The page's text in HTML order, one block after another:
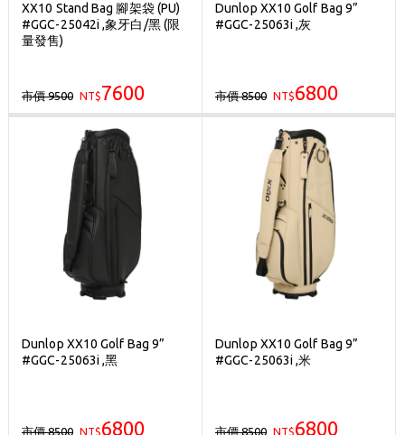
XX10 Stand Bag 腳架袋 (PU)
#GGC-25042i ,象牙白/黑 (限
量發售)
市價 9500 NT$7600
Dunlop XX10 Golf Bag 9”
#GGC-25063i ,灰
市價 8500 NT$6800
Dunlop XX10 Golf Bag 9”
#GGC-25063i ,黑
市價 8500 NT$6800
Dunlop XX10 Golf Bag 9”
#GGC-25063i ,米
市價 8500 NT$6800